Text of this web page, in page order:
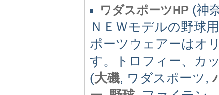
ワダスポーツHP (神
ＮＥＷモデルの野球
ポーツウェアーはオ
す。トロフィー、カ
(大磯, ワダスポーツ,